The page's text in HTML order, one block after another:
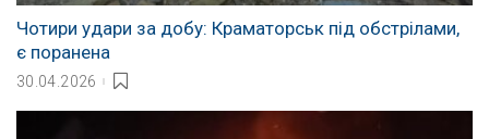
Чотири удари за добу: Краматорськ під обстрілами,
є поранена
30.04.2026